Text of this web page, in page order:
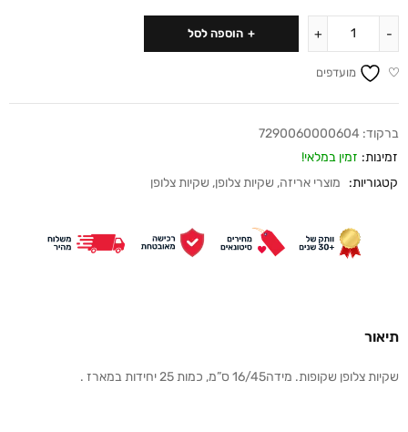
הוספה לסל
מועדפים
ברקוד: 7290060000604
זמינות: זמין במלאי!
קטגוריות:
מוצרי אריזה, שקיות צלופן, שקיות צלופן
תיאור
שקיות צלופן שקופות. מידה16/45 ס”מ, כמות 25 יחידות במארז .